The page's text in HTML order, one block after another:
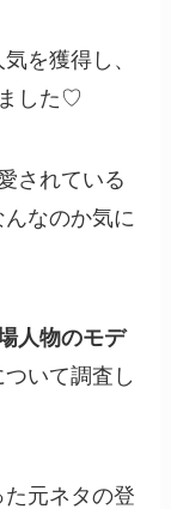
を獲得し、
した♡
されている
んなのか気に
人物のモデ
いて調査し
元ネタの登